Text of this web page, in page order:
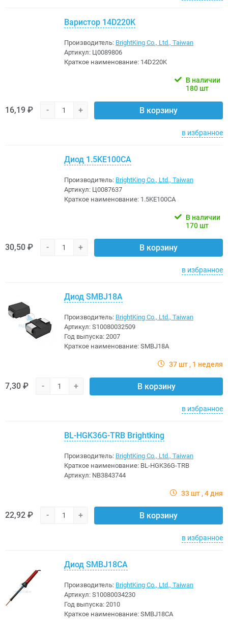
Варистор 14D220K
Производитель: BrightKing Co., Ltd., Taiwan
Артикул: Ц0089806
Краткое наименование: 14D220K
В наличии
180 шт
16,19 ₽ - + В корзину
в избранное
Диод 1.5KE100CA
Производитель: BrightKing Co., Ltd., Taiwan
Артикул: Ц0087637
Краткое наименование: 1.5KE100CA
В наличии
170 шт
30,50 ₽ - + В корзину
в избранное
Диод SMBJ18A
Производитель: BrightKing Co., Ltd., Taiwan
Артикул: S10080032509
Год выпуска: 2007
Краткое наименование: SMBJ18A
37 шт 1 неделя
7,30 ₽ - + В корзину
в избранное
BL-HGK36G-TRB Brightking
Производитель: BrightKing Co., Ltd., Taiwan
Краткое наименование: BL-HGK36G-TRB
Артикул: NB3843744
33 шт 4 дня
22,92 ₽ - + В корзину
в избранное
Диод SMBJ18CA
Производитель: BrightKing Co., Ltd., Taiwan
Артикул: S10080034230
Год выпуска: 2010
Краткое наименование: SMBJ18CA